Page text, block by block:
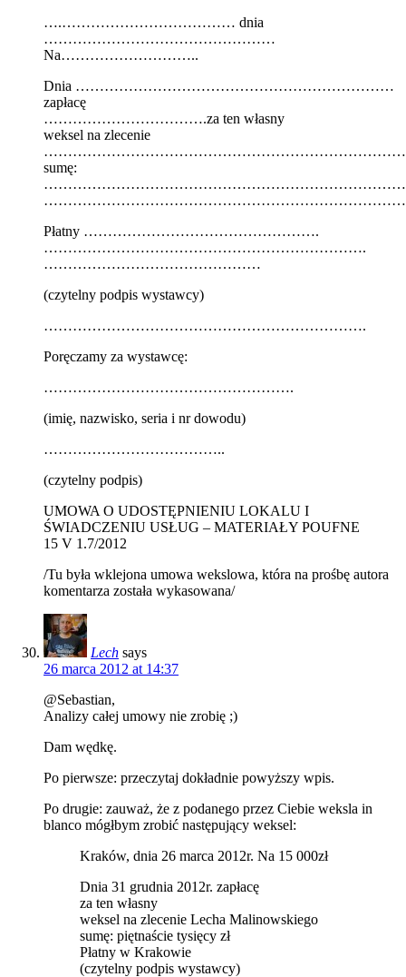
….……………………………… dnia
…………………………………………
Na………………………..
Dnia …………………………………………………………
zapłacę
…………………………….za ten własny
weksel na zlecenie
sumę:
Płatny ………………………………………….
………………………………………………………….
………………………………………
(czytelny podpis wystawcy)
………………………………………………………….
Poręczamy za wystawcę:
…………………………………………….
(imię, nazwisko, seria i nr dowodu)
………………………………..
(czytelny podpis)
UMOWA O UDOSTĘPNIENIU LOKALU I
ŚWIADCZENIU USŁUG – MATERIAŁY POUFNE
15 V 1.7/2012
/Tu była wklejona umowa wekslowa, która na prośbę autora
komentarza została wykasowana/
Lech says
26 marca 2012 at 14:37
@Sebastian,
Analizy całej umowy nie zrobię ;)
Dam wędkę.
Po pierwsze: przeczytaj dokładnie powyższy wpis.
Po drugie: zauważ, że z podanego przez Ciebie weksla in
blanco mógłbym zrobić następujący weksel:
Kraków, dnia 26 marca 2012r. Na 15 000zł
Dnia 31 grudnia 2012r. zapłacę
za ten własny
weksel na zlecenie Lecha Malinowskiego
sumę: piętnaście tysięcy zł
Płatny w Krakowie
(czytelny podpis wystawcy)